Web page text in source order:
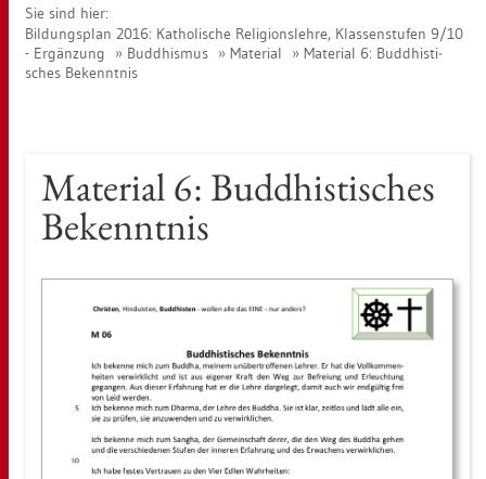
Sie sind hier:
Bil­dungs­plan 2016: Ka­tho­li­sche Re­li­gi­ons­leh­re, Klas­sen­stu­fen 9/10
- Er­gän­zung
Bud­dhis­mus Ma­te­ri­al
Ma­te­ri­al 6: Bud­dhis­ti­
sches Be­kennt­nis
Ma­te­ri­al 6: Bud­dhis­ti­sches
Be­kennt­nis